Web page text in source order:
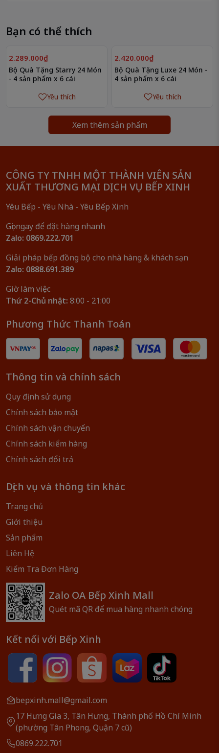
Tổng số:24 món
Chất liệu: Inox 304 (18/10) cao cấp, chống gỉ, an
Thiết kế:
caro khắc lasersắc nét, không
phai
ĐẶC ĐIỂM NỔI BẬT
Inox 304 cao cấp, dày dặn – cầm chắc tay
Thiết kế sang trọng – dễ phối bàn ăn
Hướng dẫn sử dụng & bảo quản
Rửa sạch bằng nước ấm và dung dịch rửa chén
Sau khi dùng, tráng sạch và lau khô để giữ độ
sáng bóng.
acid mạnh
Thông tin cảnh báo:
Giữ ngoài tầm tay trẻ nhỏ
Đặt mua ngay hôm nay
để mang về cho gia đình
gian!
Bạn có thể thích
2.289.000₫
Bộ Quà Tặng Starry 24 Món
- 4 sản phẩm x 6 cái
Yêu thích
2.420.000₫
Bộ Quà Tặng Luxe 24 Món -
4 sản phẩm x 6 cái
Yêu thích
Xem thêm sản phẩm
CÔNG TY TNHH MỘT THÀNH VIÊN SẢN
XUẤT THƯƠNG MẠI DỊCH VỤ BẾP XINH
Yêu Bếp - Yêu Nhà - Yêu Bếp Xinh
Gọi ngay để đặt hàng nhanh
Zalo: 0869.222.701
Giải pháp bếp đồng bộ cho nhà hàng & khách sạn
Zalo: 0888.691.389
Giờ làm việc
Thứ 2-Chủ nhật: 8:00 - 21:00
Phương Thức Thanh Toán
Thông tin và chính sách
Quy định sử dụng
Chính sách bảo mật
Chính sách vận chuyển
Chính sách kiểm hàng
Chính sách đổi trả
Dịch vụ và thông tin khác
Trang chủ
Giới thiệu
Sản phẩm
Liên Hệ
Kiểm Tra Đơn Hàng
Zalo OA Bếp Xinh Mall
Quét mã QR để mua hàng nhanh chóng
Kết nối với Bếp Xinh
bepxinh.mall@gmail.com
17 Hưng Gia 3, Tân Hưng, Thành phố Hồ Chí Minh
(phường Tân Phong, Quận 7 cũ)
0869.222.701